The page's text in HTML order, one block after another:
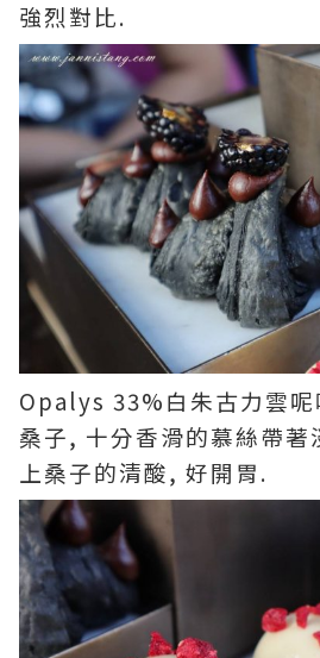
強烈對比.
Opalys 33%白朱古力雲呢
桑子, 十分香滑的慕絲帶
上桑子的清酸, 好開胃.